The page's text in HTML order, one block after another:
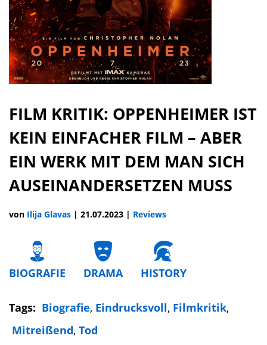
FILM KRITIK: OPPENHEIMER IST
KEIN EINFACHER FILM – ABER
EIN WERK MIT DEM MAN SICH
AUSEINANDERSETZEN MUSS
von Ilija Glavas | 21.07.2023 | Reviews
BIOGRAFIE DRAMA HISTORY
Tags: Biografie, Eindrucksvoll, Filmkritik,
Mitreißend, Tod